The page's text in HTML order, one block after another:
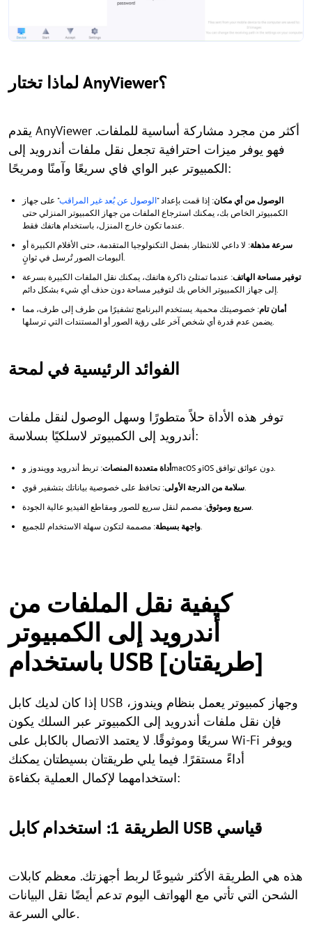
لماذا تختار AnyViewer؟
يقدم AnyViewer أكثر من مجرد مشاركة أساسية للملفات.
فهو يوفر ميزات احترافية تجعل نقل ملفات أندرويد إلى
الكمبيوتر عبر الواي فاي سريعًا وآمنًا ومريحًا:
الوصول من أي مكان: إذا قمت بإعداد "الوصول عن بُعد غير المراقب" على جهاز
الكمبيوتر الخاص بك، يمكنك استرجاع الملفات من جهاز الكمبيوتر المنزلي حتى
سرعة مذهلة: لا داعي للانتظار. بفضل التكنولوجيا المتقدمة، حتى الأفلام الكبيرة أو
توفير مساحة الهاتف: عندما تمتلئ ذاكرة هاتفك، يمكنك نقل الملفات الكبيرة بسرعة
أمان تام: خصوصيتك محمية. يستخدم البرنامج تشفيرًا من طرف إلى طرف، مما
الفوائد الرئيسية في لمحة
توفر هذه الأداة حلاً متطورًا وسهل الوصول لنقل ملفات
أندرويد إلى الكمبيوتر لاسلكيًا بسلاسة:
أداة متعددة المنصات
سلامة من الدرجة الأولى
سريع وموثوق
واجهة بسيطة
كيفية نقل الملفات من
أندرويد إلى الكمبيوتر
باستخدام USB [طريقتان]
إذا كان لديك كابل USB وجهاز كمبيوتر يعمل بنظام ويندوز،
فإن نقل ملفات أندرويد إلى الكمبيوتر عبر السلك يكون
سريعًا وموثوقًا. لا يعتمد الاتصال بالكابل على Wi-Fi ويوفر
أداءً مستقرًا. فيما يلي طريقتان بسيطتان يمكنك
استخدامهما لإكمال العملية بكفاءة:
الطريقة 1: استخدام كابل USB قياسي
هذه هي الطريقة الأكثر شيوعًا لربط أجهزتك. معظم كابلات
الشحن التي تأتي مع الهواتف اليوم تدعم أيضًا نقل البيانات
عالي السرعة.